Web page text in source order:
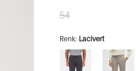
54
Renk: Lacivert